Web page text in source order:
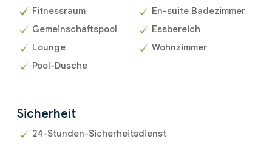
Fitnessraum
Gemeinschaftspool
Lounge
Pool-Dusche
En-suite Badezimmer
Essbereich
Wohnzimmer
Sicherheit
24-Stunden-Sicherheitsdienst